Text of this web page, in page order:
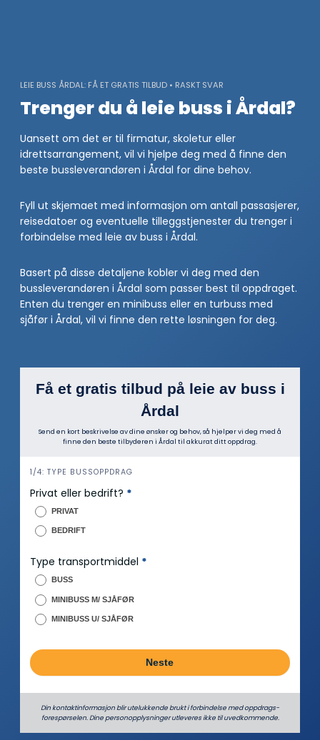
LEIE BUSS ÅRDAL: FÅ ET GRATIS TILBUD • RASKT SVAR
Trenger du å leie buss i Årdal?
Uansett om det er til firmatur, skoletur eller
idrettsarrangement, vil vi hjelpe deg med å finne den
beste bussleverandøren i Årdal for dine behov.
Fyll ut skjemaet med informasjon om antall passasjerer,
reisedatoer og eventuelle tilleggstjenester du trenger i
forbindelse med leie av buss i Årdal.
Basert på disse detaljene kobler vi deg med den
bussleverandøren i Årdal som passer best til oppdraget.
Enten du trenger en minibuss eller en turbuss med
sjåfør i Årdal, vil vi finne den rette løsningen for deg.
Få et gratis tilbud på leie av buss i
Årdal
Send en kort beskrivelse av dine ønsker og behov, så hjelper vi deg med å
finne den beste tilbyderen i Årdal til akkurat ditt oppdrag.
h
e
1/4: TYPE BUSSOPPDRAG
Privat eller bedrift? *
PRIVAT
BEDRIFT
Type transportmiddel *
BUSS
MINIBUSS M/ SJÅFØR
MINIBUSS U/ SJÅFØR
Neste
Din kontaktinformasjon blir utelukkende brukt i forbindelse med oppdrags­
forespørselen. Dine person­­opplysninger utleveres ikke til uvedkommende.